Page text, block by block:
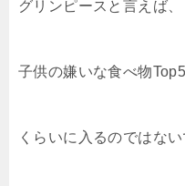
b
o
a et
グリンピースと言えば、
子供の嫌いな食べ物Top5
くらいに入るのではな